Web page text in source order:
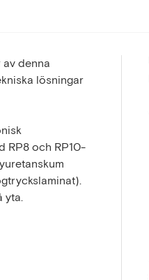
denna
lösningar
RP8 och RP10-